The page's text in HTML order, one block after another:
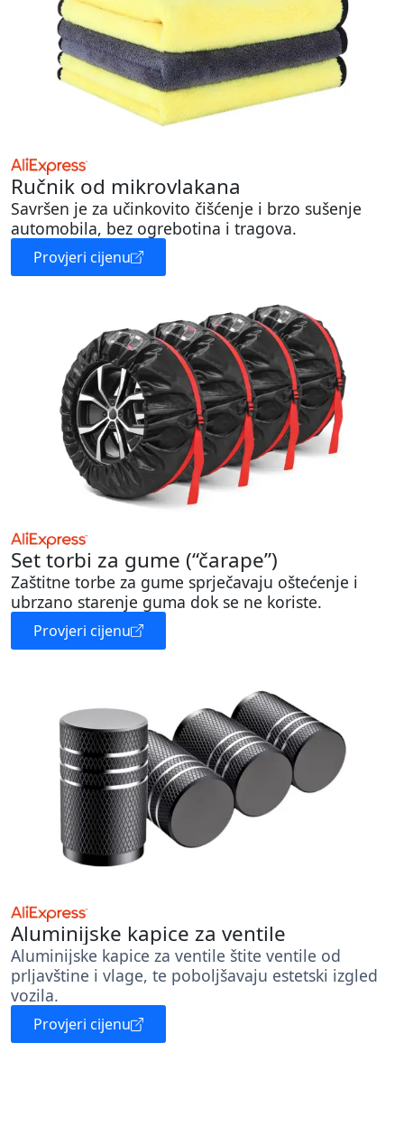
Ručnik od mikrovlakana
Savršen je za učinkovito čišćenje i brzo sušenje
automobila, bez ogrebotina i tragova.
Provjeri cijenu
Set torbi za gume (“čarape”)
Zaštitne torbe za gume sprječavaju oštećenje i
ubrzano starenje guma dok se ne koriste.
Provjeri cijenu
Aluminijske kapice za ventile
Aluminijske kapice za ventile štite ventile od
prljavštine i vlage, te poboljšavaju estetski izgled
vozila.
Provjeri cijenu